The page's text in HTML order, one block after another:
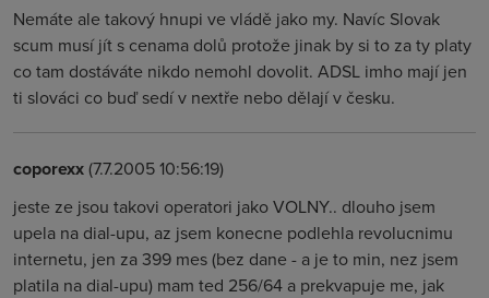
Nemáte ale takový hnupi ve vládě jako my. Navíc Slovak
scum musí jít s cenama dolů protože jinak by si to za ty platy
co tam dostáváte nikdo nemohl dovolit. ADSL imho mají jen
ti slováci co buď sedí v nextře nebo dělají v česku.
coporexx(7.7.2005 10:56:19)
jeste ze jsou takovi operatori jako VOLNY.. dlouho jsem
upela na dial-upu, az jsem konecne podlehla revolucnimu
internetu, jen za 399 mes (bez dane - a je to min, nez jsem
platila na dial-upu) mam ted 256/64 a prekvapuje me, jak